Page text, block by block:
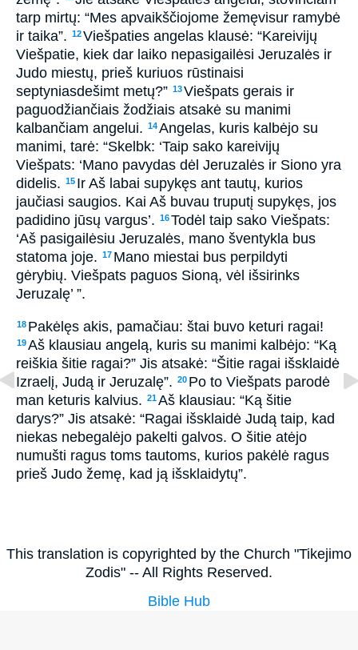
tarp mirtų: “Mes apvaikščiojome žemę­visur ramybė
ir taika”. 12Viešpaties angelas klausė: “Kareivijų
Viešpatie, kiek dar laiko nepasigailėsi Jeruzalės ir
Judo miestų, prieš kuriuos rūstinaisi
septyniasdešimt metų?” 13Viešpats gerais ir
paguodžiančiais žodžiais atsakė su manimi
kalbančiam angelui. 14Angelas, kuris kalbėjo su
manimi, tarė: “Skelbk: ‘Taip sako kareivijų
Viešpats: ‘Mano pavydas dėl Jeruzalės ir Siono yra
didelis. 15 Ir Aš labai supykęs ant tautų, kurios
jaučiasi saugios. Kai Aš buvau truputį supykęs, jos
padidino jūsų vargus’. 16Todėl taip sako Viešpats:
‘Aš pasigailėsiu Jeruzalės, mano šventykla bus
statoma joje. 17 Mano miestai bus perpildyti
gėrybių. Viešpats paguos Sioną, vėl išsirinks
Jeruzalę’ ”.
18 Pakėlęs akis, pamačiau: štai buvo keturi ragai!
19Aš klausiau angelą, kuris su manimi kalbėjo: “Ką
reiškia šitie ragai?” Jis atsakė: “Šitie ragai išsklaidė
Izraelį, Judą ir Jeruzalę”. 20 Po to Viešpats parodė
man keturis kalvius. 21Aš klausiau: “Ką šitie
darys?” Jis atsakė: “Ragai išsklaidė Judą taip, kad
niekas nebegalėjo pakelti galvos. O šitie atėjo
numušti ragus toms tautoms, kurios pakėlė ragus
prieš Judo žemę, kad ją išsklaidytų”.
This translation is copyrighted by the Church "Tikejimo
Zodis" -- All Rights Reserved.
Bible Hub